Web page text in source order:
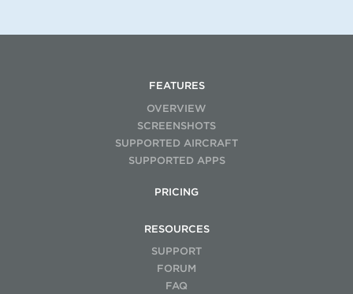
FEATURES
OVERVIEW
SCREENSHOTS
SUPPORTED AIRCRAFT
SUPPORTED APPS
PRICING
RESOURCES
SUPPORT
FORUM
FAQ